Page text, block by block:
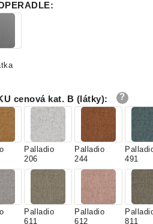
:
cenová kat. B (látky):
Palladio
206
Palladio
244
491
Palladio
611
Palladio
612
811